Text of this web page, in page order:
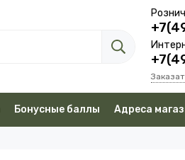
Бонусные баллы Адреса